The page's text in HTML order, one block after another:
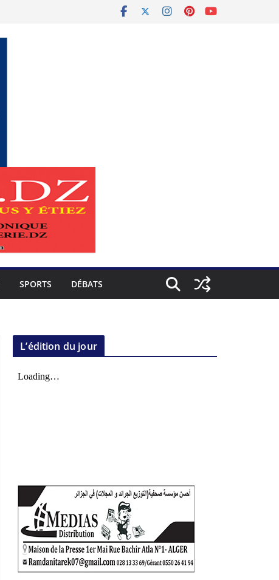
SPORTS DÉBATS
L’édition du jour